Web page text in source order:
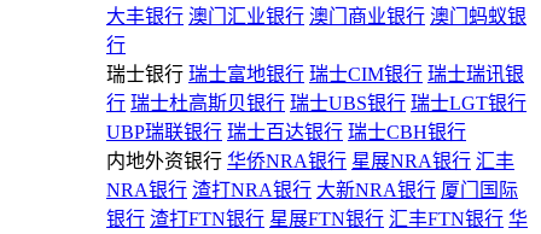
大丰银行 澳门汇业银行 澳门商业银行 澳门蚂蚁银
行
瑞士银行 瑞士富地银行 瑞士CIM银行 瑞士瑞讯银
行 瑞士杜高斯贝银行 瑞士UBS银行 瑞士LGT银行
UBP瑞联银行 瑞士百达银行 瑞士CBH银行
内地外资银行 华侨NRA银行 星展NRA银行 汇丰
NRA银行 渣打NRA银行 大新NRA银行 厦门国际
银行 渣打FTN银行 星展FTN银行 汇丰FTN银行 华